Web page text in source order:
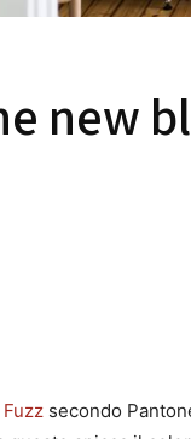
new
secondo